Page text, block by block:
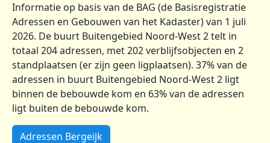
Informatie op basis van de BAG (de Basisregistratie
Adressen en Gebouwen van het Kadaster) van 1 juli
2026. De buurt Buitengebied Noord-West 2 telt in
totaal 204 adressen, met 202 verblijfsobjecten en 2
standplaatsen (er zijn geen ligplaatsen). 37% van de
adressen in buurt Buitengebied Noord-West 2 ligt
binnen de bebouwde kom en 63% van de adressen
ligt buiten de bebouwde kom.
Adressen Bergeijk